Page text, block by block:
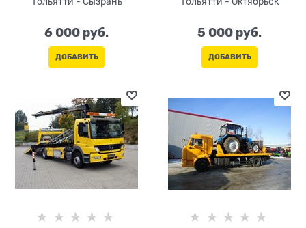
6 000 руб.
ДОБАВИТЬ
5 000 руб.
ДОБАВИТЬ